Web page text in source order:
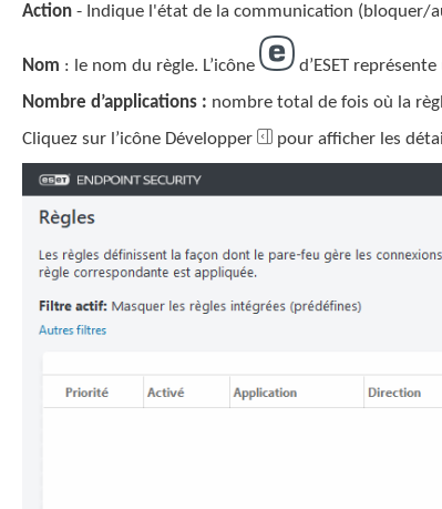
Action - Indique l'état de la communication (bloquer/
Nom : le nom du règle. L’icône
d’ESET
Nombre d’applications : nombre total de fois où la
Cliquez sur l’icône Développer
pour afficher les